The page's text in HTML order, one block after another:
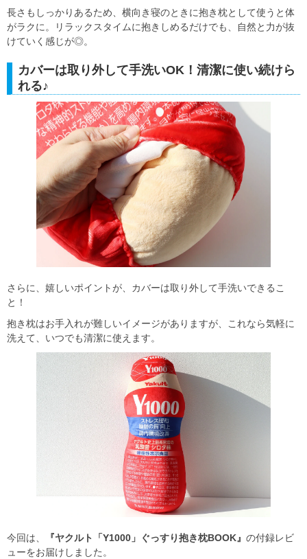
長さもしっかりあるため、横向き寝のときに抱き枕として使うと体
がラクに。リラックスタイムに抱きしめるだけでも、自然と力が抜
けていく感じが◎。
カバーは取り外して手洗いOK！清潔に使い続けら
れる♪
さらに、嬉しいポイントが、カバーは取り外して手洗いできるこ
と！
抱き枕はお手入れが難しいイメージがありますが、これなら気軽に
洗えて、いつでも清潔に使えます。
今回は、 『ヤクルト「Y1000」ぐっすり抱き枕BOOK』 の付録レビ
ューをお届けしました。